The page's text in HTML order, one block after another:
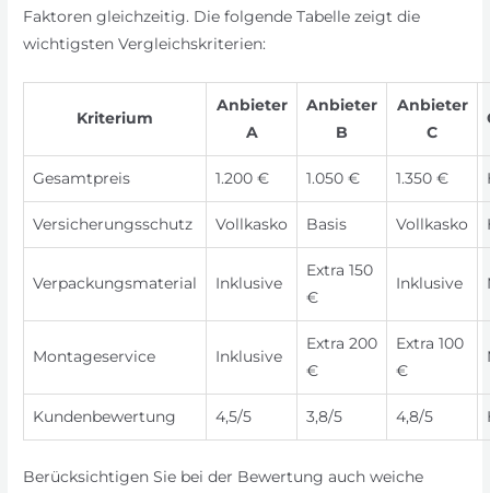
Faktoren gleichzeitig. Die folgende Tabelle zeigt die
wichtigsten Vergleichskriterien:
Kriterium
Anbieter
A
Anbieter
B
Anbieter
C
Gesamtpreis 1.200 € 1.050 € 1.350 €
Versicherungsschutz Vollkasko Basis Vollkasko
Verpackungsmaterial Inklusive
Extra 150
€
Inklusive
Montageservice Inklusive
Extra 200
€
Extra 100
€
Kundenbewertung 4,5/5 3,8/5 4,8/5
Berücksichtigen Sie bei der Bewertung auch weiche